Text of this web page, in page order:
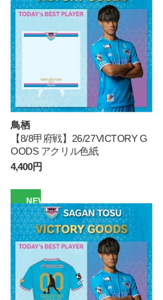
鳥栖
【8/8甲府戦】26/27VICTORY G
OODS アクリル色紙
4,400円
NEW